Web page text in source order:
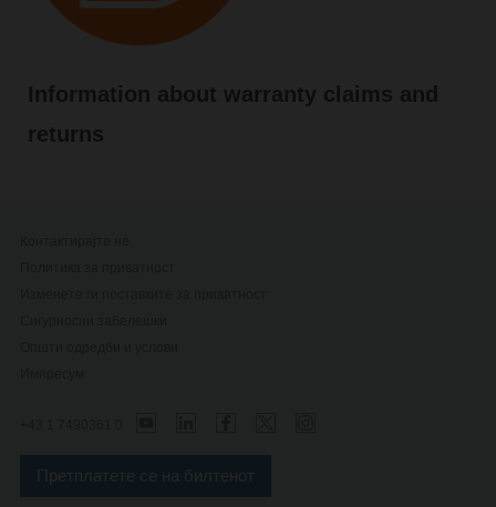
Information about warranty claims and
returns